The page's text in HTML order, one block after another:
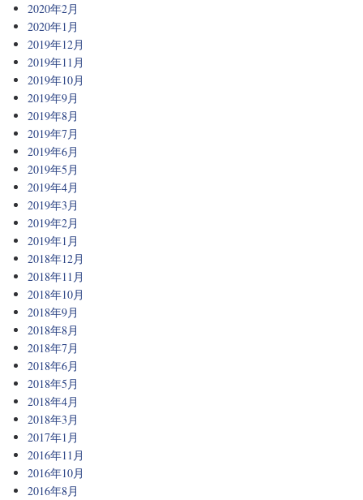
2020年2月
2020年1月
2019年12月
2019年11月
2019年10月
2019年9月
2019年8月
2019年7月
2019年6月
2019年5月
2019年4月
2019年3月
2019年2月
2019年1月
2018年12月
2018年11月
2018年10月
2018年9月
2018年8月
2018年7月
2018年6月
2018年5月
2018年4月
2018年3月
2017年1月
2016年11月
2016年10月
2016年8月